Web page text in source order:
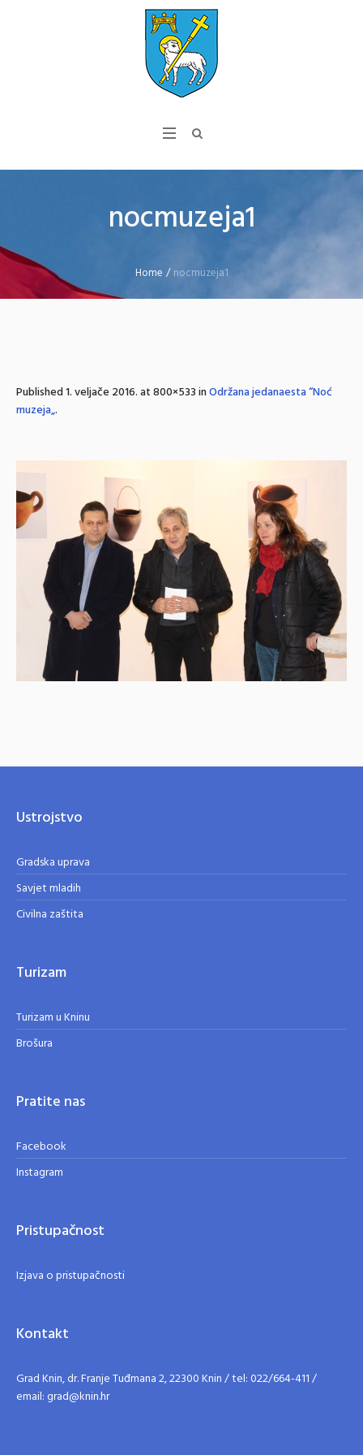
nocmuzeja1
Home /nocmuzeja1
Published1. veljače 2016.at 800×533 inOdržana jedanaesta “Noć
muzeja„.
Ustrojstvo
Gradska uprava
Savjet mladih
Civilna zaštita
Turizam
Turizam u Kninu
Brošura
Pratite nas
Facebook
Instagram
Pristupačnost
Izjava o pristupačnosti
Kontakt
Grad Knin, dr. Franje Tuđmana 2, 22300 Knin / tel: 022/664-411 /
email: grad@knin.hr